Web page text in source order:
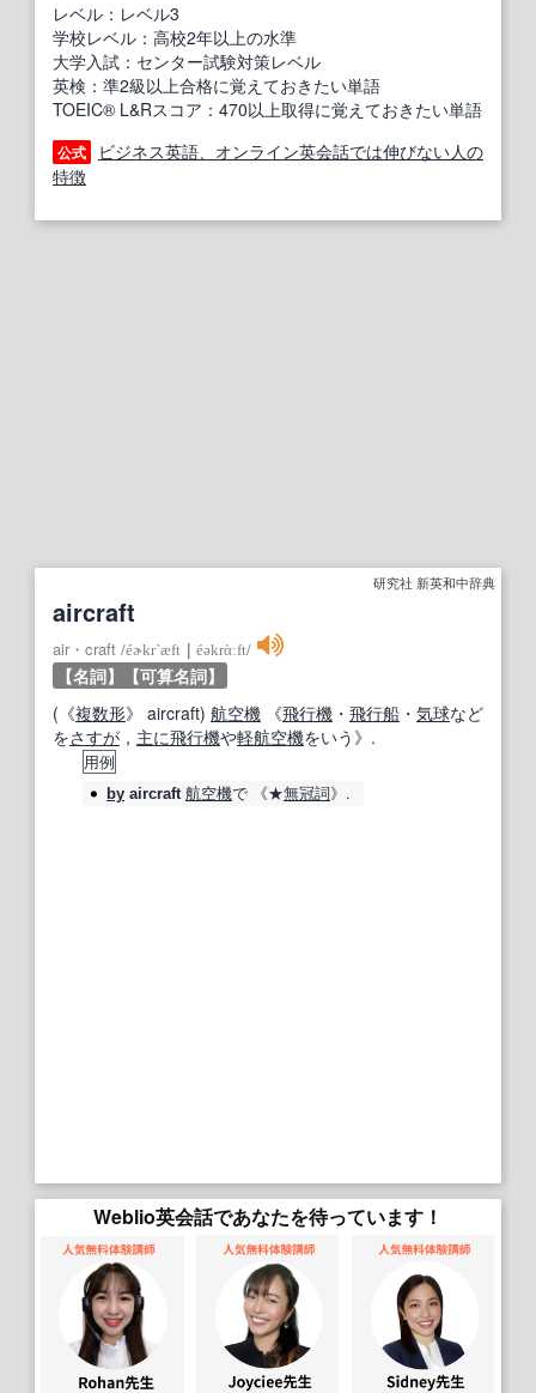
レベル：レベル3
学校レベル：高校2年以上の水準
大学入試：センター試験対策レベル
英検：準2級以上合格に覚えておきたい単語
TOEIC® L&Rスコア：470以上取得に覚えておきたい単語
公式
ビジネス英語、オンライン英会話では伸びない人の
特徴
研究社 新英和中辞典
aircraft
air・craft /éɚkr`æft éəkrὰːft/
【名詞】
【可算名詞】
(《複数形》 aircraft) 航空機 《飛行機 ・ 飛行船 ・ 気球など
をさすが ， 主に飛行機や軽航空機をいう》.
用例
by aircraft 航空機で 《★無冠詞》.
Weblio英会話であなたを待っています！